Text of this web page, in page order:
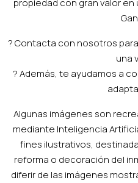
propiedad con gran valor
? Contacta con nosotros
una
? Además, te ayudamos a
Algunas imágenes son
mediante Inteligencia
fines ilustrativos,
reforma o decoración del
diferir de las imágenes